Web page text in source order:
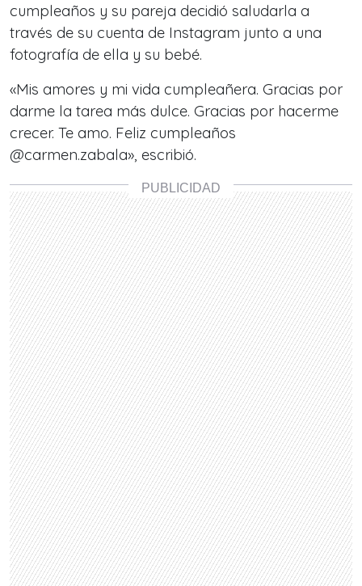
cumpleaños y su pareja decidió saludarla a
través de su cuenta de Instagram junto a una
fotografía de ella y su bebé.
«Mis amores y mi vida cumpleañera. Gracias por
darme la tarea más dulce. Gracias por hacerme
crecer. Te amo. Feliz cumpleaños
@carmen.zabala», escribió.